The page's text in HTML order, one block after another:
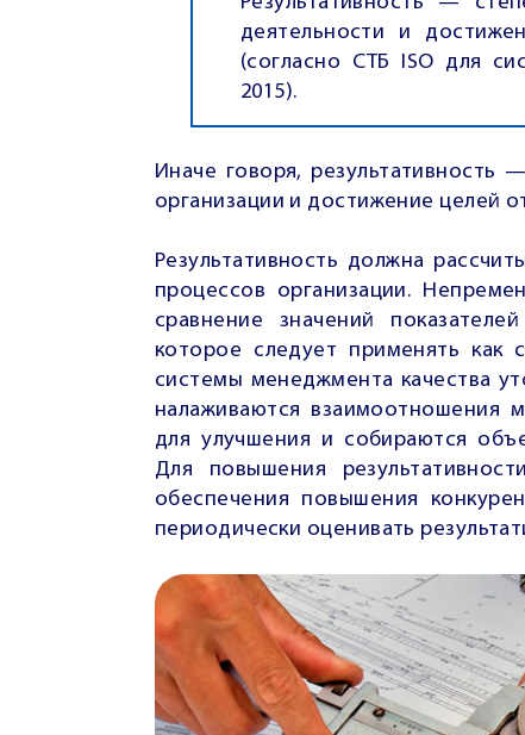
деятельности и
(согласно СТБ ISO для
2015).
Иначе говоря, результативность
организации и достижение целей
Результативность должна
процессов организации.
сравнение значений
которое следует применять как
системы менеджмента качества
налаживаются взаимоотношения
для улучшения и собираются
Для повышения
обеспечения повышения
периодически оценивать